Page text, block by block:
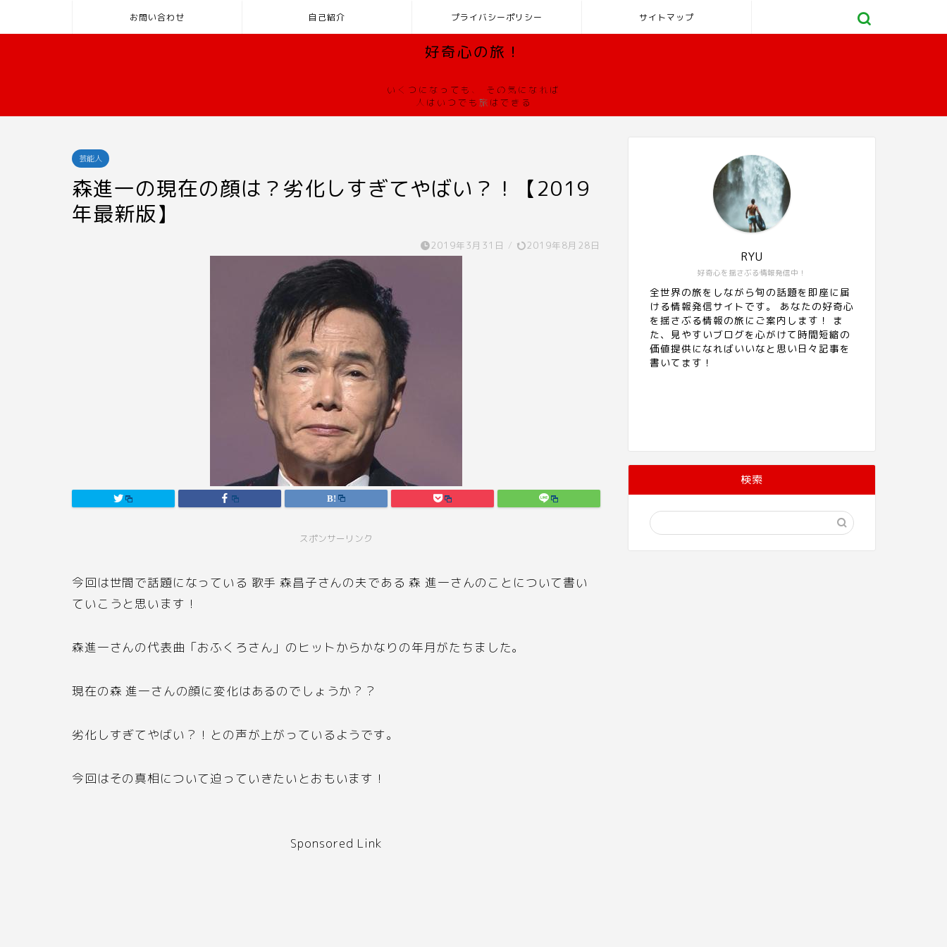
お問い合わせ 自己紹介 プライバシーポリシー サイトマップ
好奇心の旅！
いくつになっても、 その気になれば
人はいつでも 旅 はできる
芸能人
森進一の現在の顔は？劣化しすぎてやばい？！【2019
年最新版】
2019年3月31日 / 2019年8月28日
スポンサーリンク
今回は世間で話題になっている 歌手 森昌子さんの夫である 森 進一さんのことについて書い
ていこうと思います！
森進一さんの代表曲「おふくろさん」のヒットからかなりの年月がたちました。
現在の森 進一さんの顔に変化はあるのでしょうか？？
劣化しすぎてやばい？！との声が上がっているようです。
今回はその真相について迫っていきたいとおもいます！
Sponsored Link
好奇心を揺さぶる情報発信中！
RYU
全世界の旅をしながら旬の話題を即座に届
ける情報発信サイトです。 あなたの好奇心
を揺さぶる情報の旅にご案内します！ ま
た、見やすいブログを心がけて時間短縮の
価値提供になればいいなと思い日々記事を
書いてます！
検索